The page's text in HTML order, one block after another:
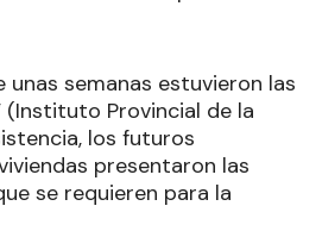
unas semanas estuvieron las
(Instituto Provincial de la
los futuros
presentaron las
se requieren para la